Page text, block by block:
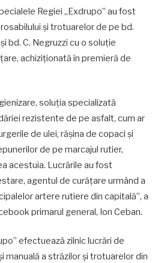
Regiei „Exdrupo” au fost
și trotuarelor de pe bd.
bd. C. Negruzzi cu o soluție
achiziționată în premieră de
soluția specializată
rezistente de pe asfalt, cum ar
de ulei, rășina de copaci și
de pe marcajul rutier,
acestuia. Lucrările au fost
agentul de curățare urmând a
artere rutiere din capitală”, a
primarul general, Ion Ceban.
efectuează zilnic lucrări de
manuală a străzilor şi trotuarelor din